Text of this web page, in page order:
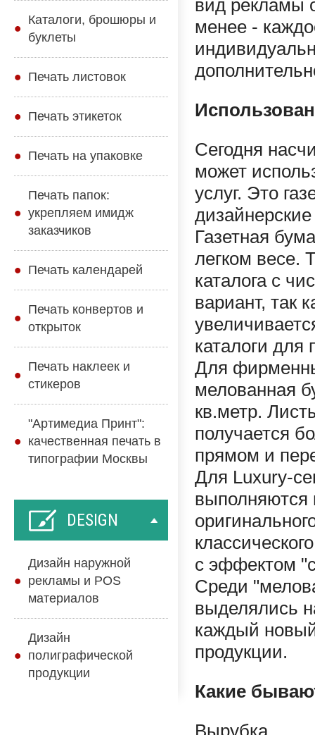
Каталоги, брошюры и
буклеты
Печать листовок
Печать этикеток
Печать на упаковке
Печать папок:
укрепляем имидж
заказчиков
Печать календарей
Печать конвертов и
открыток
Печать наклеек и
стикеров
"Артимедиа Принт":
качественная печать в
типографии Москвы
DESIGN
Дизайн наружной
рекламы и POS
материалов
Дизайн
полиграфической
продукции
вид рекламы
менее -
Сегодня
может
услуг. Это
Газетная
легком весе.
каталога с
вариант, так
каталоги для
Для
мелованная
кв.метр.
получается
прямом и
Для Luxury-
выполняются
с эффектом
Среди
выделялись
каждый
продукции.
Какие
Вырубка